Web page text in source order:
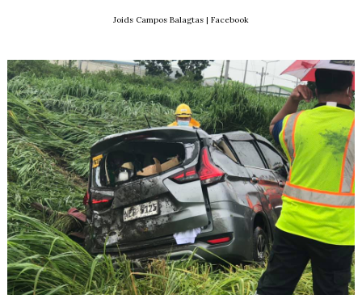
Joids Campos Balagtas | Facebook